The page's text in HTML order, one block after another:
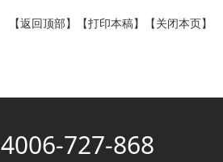
【返回顶部】 【打印本稿】 【关闭本页】
4006-727-868